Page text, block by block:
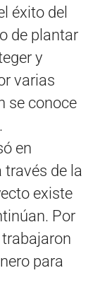
éxito del
de plantar
y
varias
se conoce
en
través de la
existe
Por
para